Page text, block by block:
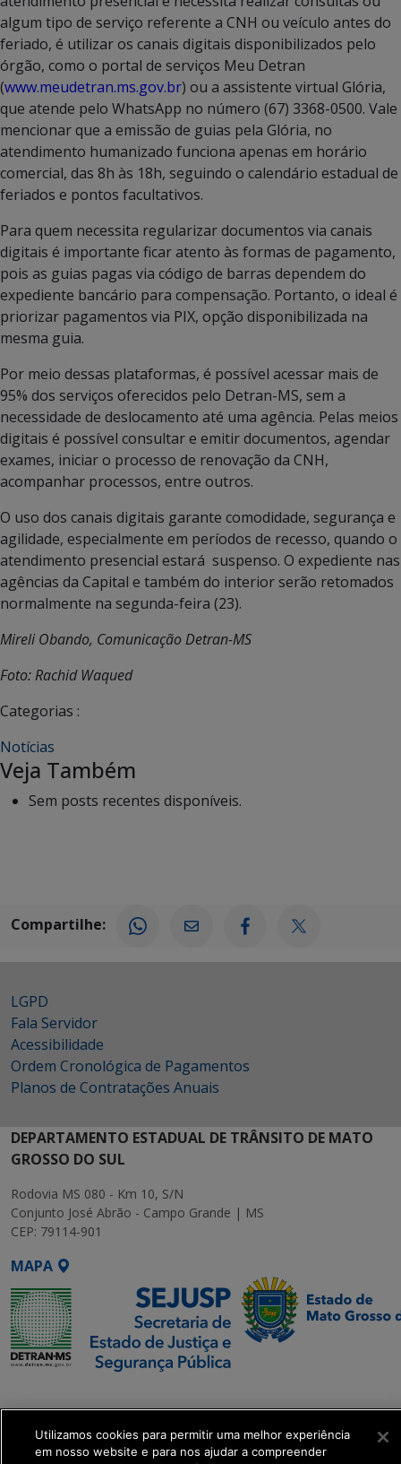
algum tipo de serviço referente a CNH ou veículo antes do
feriado, é utilizar os canais digitais disponibilizados pelo
órgão, como o portal de serviços Meu Detran
(www.meudetran.ms.gov.br) ou a assistente virtual Glória,
que atende pelo WhatsApp no número (67) 3368-0500. Vale
mencionar que a emissão de guias pela Glória, no
atendimento humanizado funciona apenas em horário
comercial, das 8h às 18h, seguindo o calendário estadual de
feriados e pontos facultativos.
Para quem necessita regularizar documentos via canais
digitais é importante ficar atento às formas de pagamento,
pois as guias pagas via código de barras dependem do
expediente bancário para compensação. Portanto, o ideal é
priorizar pagamentos via PIX, opção disponibilizada na
mesma guia.
Por meio dessas plataformas, é possível acessar mais de
95% dos serviços oferecidos pelo Detran-MS, sem a
necessidade de deslocamento até uma agência. Pelas meios
digitais é possível consultar e emitir documentos, agendar
exames, iniciar o processo de renovação da CNH,
acompanhar processos, entre outros.
O uso dos canais digitais garante comodidade, segurança e
agilidade, especialmente em períodos de recesso, quando o
atendimento presencial estará suspenso. O expediente nas
agências da Capital e também do interior serão retomados
normalmente na segunda-feira (23).
Mireli Obando, Comunicação Detran-MS
Foto: Rachid Waqued
Categorias :
Notícias
Veja Também
Sem posts recentes disponíveis.
Compartilhe:
LGPD
Fala Servidor
Acessibilidade
Ordem Cronológica de Pagamentos
Planos de Contratações Anuais
DEPARTAMENTO ESTADUAL DE TRÂNSITO DE MATO
GROSSO DO SUL
Rodovia MS 080 - Km 10, S/N
Conjunto José Abrão - Campo Grande | MS
CEP: 79114-901
MAPA
Executiva de
Transformação Digital
Utilizamos cookies para permitir uma melhor experiência
em nosso website e para nos ajudar a compreender